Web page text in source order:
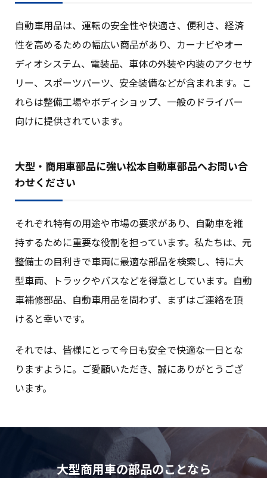
自動車用品は、運転の安全性や快適さ、便利さ、経済
性を高めるための幅広い商品があり、カーナビやオー
ディオシステム、電装品、車体の外装や内装のアクセサ
リー、スポーツパーツ、安全装備などが含まれます。こ
れらは整備工場やボディショップ、一般のドライバー
向けに提供されています。
大型・商用車部品に強い松本自動車部品へお問い合
わせください
それぞれ特有の用途や市場の要求があり、自動車を維
持するために重要な役割を担っています。私たちは、元
整備士の目利きで車両に最適な部品を検索し、特に大
型車両、トラックやバスなどを得意としています。自動
車補修部品、自動車用品を問わず、まずはご連絡を頂
けると幸いです。
それでは、皆様にとって今日も安全で快適な一日とな
りますように。ご愛顧いただき、誠にありがとうござ
います。
大型商用車の部品のことなら